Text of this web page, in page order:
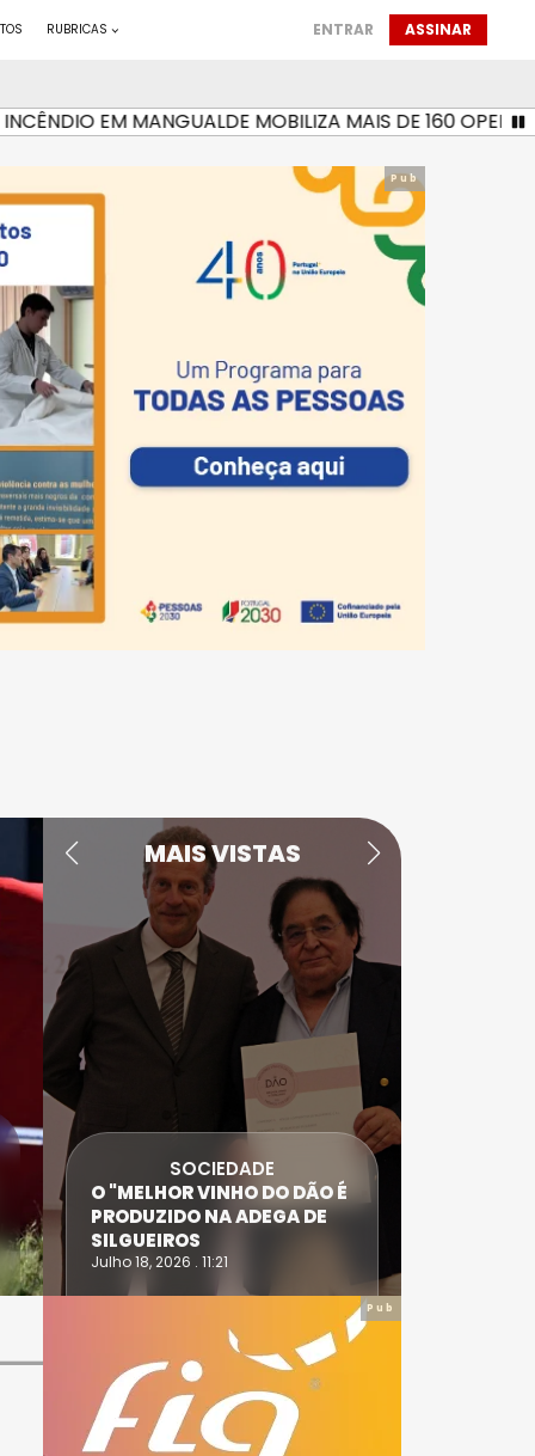
RUBRICAS ENTRAR ASSINAR
EM MANGUALDE MOBILIZA MAIS DE 160
Pub
MAIS VISTAS
SOCIEDADE
O "MELHOR VINHO DO DÃO É
PRODUZIDO NA ADEGA DE
SILGUEIROS
Julho 18, 2026 . 11:21
Pub